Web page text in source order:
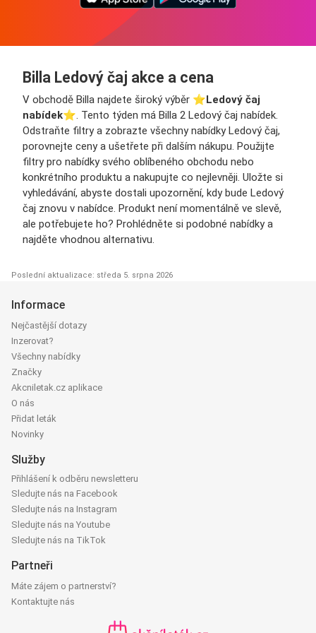
Billa Ledový čaj akce a cena
V obchodě Billa najdete široký výběr ⭐️Ledový čaj
nabídek⭐️. Tento týden má Billa 2 Ledový čaj nabídek.
Odstraňte filtry a zobrazte všechny nabídky Ledový čaj,
porovnejte ceny a ušetřete při dalším nákupu. Použijte
filtry pro nabídky svého oblíbeného obchodu nebo
konkrétního produktu a nakupujte co nejlevněji. Uložte si
vyhledávání, abyste dostali upozornění, kdy bude Ledový
čaj znovu v nabídce. Produkt není momentálně ve slevě,
ale potřebujete ho? Prohlédněte si podobné nabídky a
najděte vhodnou alternativu.
Poslední aktualizace: středa 5. srpna 2026
Informace
Nejčastější dotazy
Inzerovat?
Všechny nabídky
Značky
Akcniletak.cz aplikace
O nás
Přidat leták
Novinky
Služby
Přihlášení k odběru newsletteru
Sledujte nás na Facebook
Sledujte nás na Instagram
Sledujte nás na Youtube
Sledujte nás na TikTok
Partneři
Máte zájem o partnerství?
Kontaktujte nás